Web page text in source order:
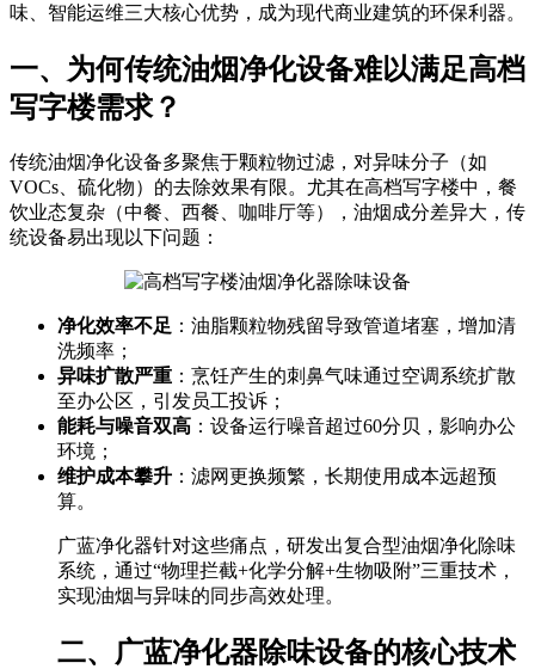
味、智能运维三大核心优势，成为现代商业建筑的环保利器。
一、为何传统油烟净化设备难以满足高档
写字楼需求？
传统油烟净化设备多聚焦于颗粒物过滤，对异味分子（如
VOCs、硫化物）的去除效果有限。尤其在高档写字楼中，餐
饮业态复杂（中餐、西餐、咖啡厅等），油烟成分差异大，传
统设备易出现以下问题：
净化效率不足 ：油脂颗粒物残留导致管道堵塞，增加清
洗频率；
异味扩散严重 ：烹饪产生的刺鼻气味通过空调系统扩散
至办公区，引发员工投诉；
能耗与噪音双高 ：设备运行噪音超过60分贝，影响办公
环境；
维护成本攀升 ：滤网更换频繁，长期使用成本远超预
算。
广蓝净化器针对这些痛点，研发出复合型油烟净化除味
系统，通过“物理拦截+化学分解+生物吸附”三重技术，
实现油烟与异味的同步高效处理。
二、广蓝净化器除味设备的核心技术